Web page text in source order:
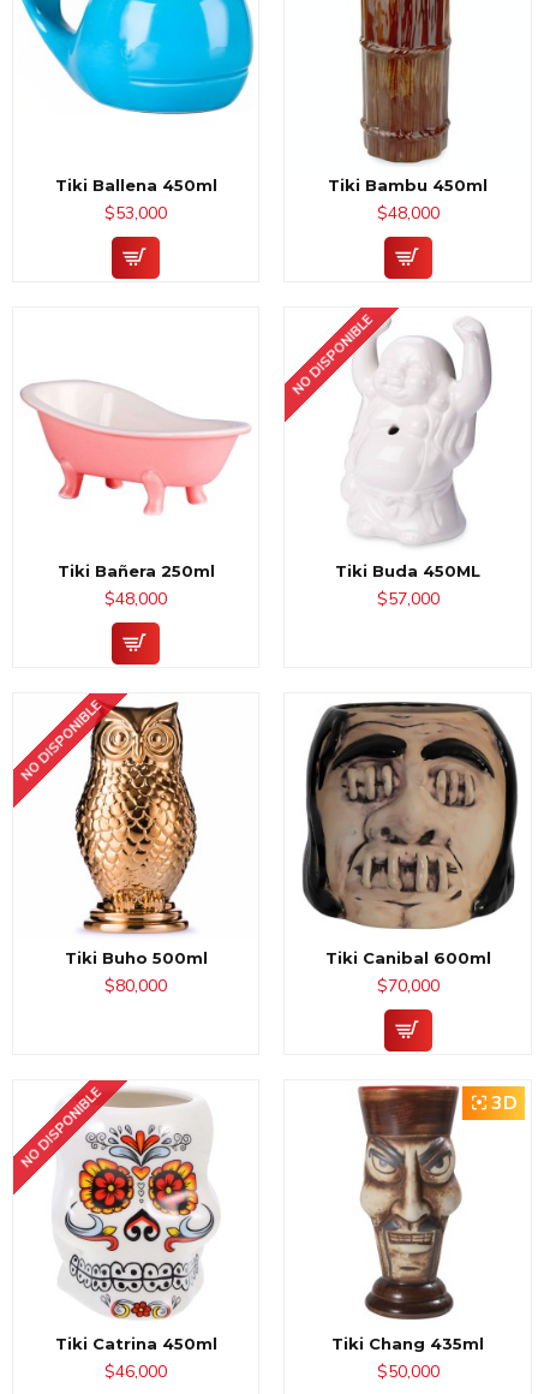
Tiki Ballena 450ml
$53,000
Tiki Bambu 450ml
$48,000
Tiki Bañera 250ml
$48,000
NO DISPONIBLE
Tiki Buda 450ML
$57,000
NO DISPONIBLE
Tiki Buho 500ml
$80,000
Tiki Canibal 600ml
$70,000
NO DISPONIBLE
Tiki Catrina 450ml
$46,000
3D
Tiki Chang 435ml
$50,000